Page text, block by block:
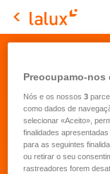
LALUX Assurances
Preocupamo-
Nós e os nossos3
como dados de
selecionar «Aceito»,
finalidades
para as seguintes
ou retirar o seu
rastreadores forem